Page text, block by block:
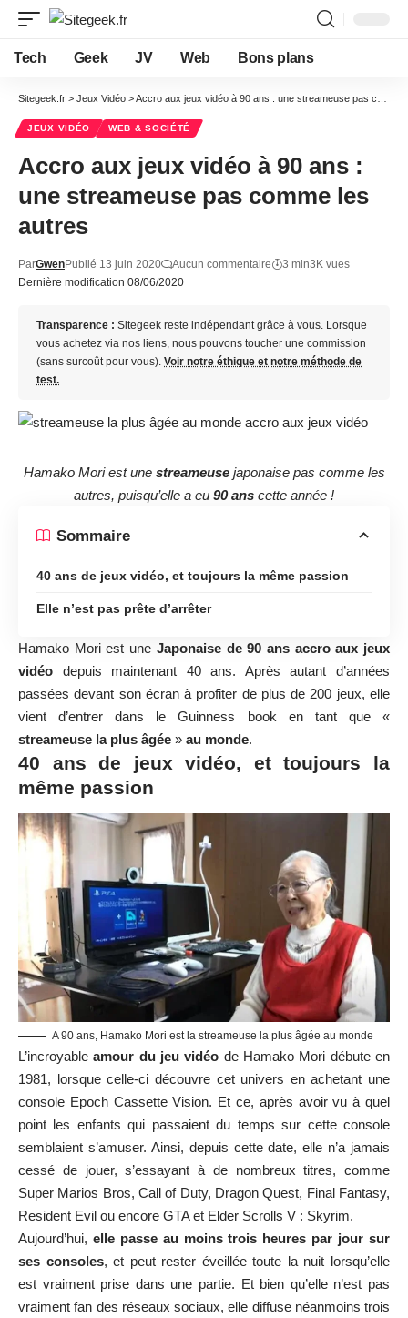
Tech Geek JV Web Bons plans
Sitegeek.fr > Jeux Vidéo >Accro aux jeux vidéo à 90 ans : une streameuse pas comme les autres
JEUX VIDÉO WEB & SOCIÉTÉ
Accro aux jeux vidéo à 90 ans :
une streameuse pas comme les
autres
Dernière modification 08/06/2020
ParGwenPublié 13 juin 2020 Aucun commentaire 3 min3K vues
Transparence : Sitegeek reste indépendant grâce à vous. Lorsque
vous achetez via nos liens, nous pouvons toucher une commission
(sans surcoût pour vous). Voir notre éthique et notre méthode de
test.
Hamako Mori est une streameusejaponaise pas comme les
autres, puisqu’elle a eu 90 ans cette année !
Sommaire
40 ans de jeux vidéo, et toujours la même passion
Elle n’est pas prête d’arrêter
Hamako Mori est une Japonaise de 90 ans accro aux jeux
vidéo depuis maintenant 40 ans. Après autant d’années
passées devant son écran à profiter de plus de 200 jeux, elle
vient d’entrer dans le Guinness book en tant que «
streameuse la plus âgée » au monde.
40 ans de jeux vidéo, et toujours la
même passion
A 90 ans, Hamako Mori est la streameuse la plus âgée au monde
L’incroyableamour du jeu vidéo de Hamako Mori débute en
1981, lorsque celle-ci découvre cet univers en achetant une
console Epoch Cassette Vision. Et ce, après avoir vu à quel
point les enfants qui passaient du temps sur cette console
semblaient s’amuser. Ainsi, depuis cette date, elle n’a jamais
cessé de jouer, s’essayant à de nombreux titres, comme
Super Marios Bros, Call of Duty, Dragon Quest, Final Fantasy,
Resident Evil ou encore GTA et Elder Scrolls V : Skyrim.
Aujourd’hui, elle passe au moins trois heures par jour sur
ses consoles, et peut rester éveillée toute la nuit lorsqu’elle
est vraiment prise dans une partie. Et bien qu’elle n’est pas
vraiment fan des réseaux sociaux, elle diffuse néanmoins trois